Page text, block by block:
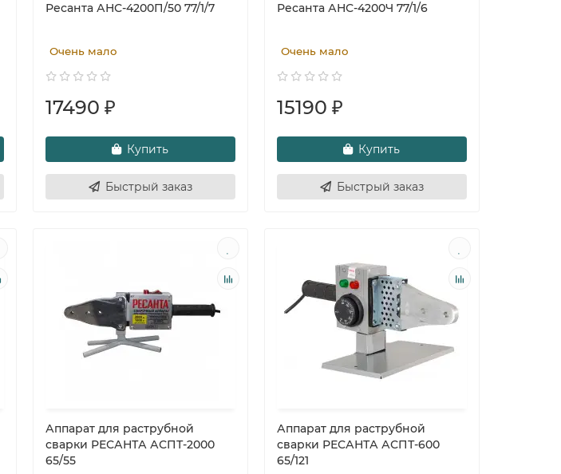
Ресанта АНС-4200П/50 77/1/7
Очень мало
17490 ₽
Купить
Быстрый заказ
Ресанта АНС-4200Ч 77/1/6
Очень мало
15190 ₽
Купить
Быстрый заказ
Аппарат для раструбной
сварки РЕСАНТА АСПТ-2000
65/55
Аппарат для раструбной
сварки РЕСАНТА АСПТ-600
65/121